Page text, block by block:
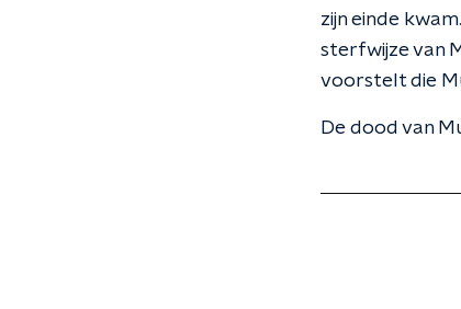
zijn einde
sterfwijze van
voorstelt die
De dood van